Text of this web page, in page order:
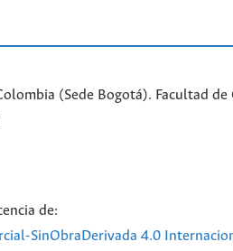
(Sede Bogotá). Facultad
de:
SinObraDerivada 4.0